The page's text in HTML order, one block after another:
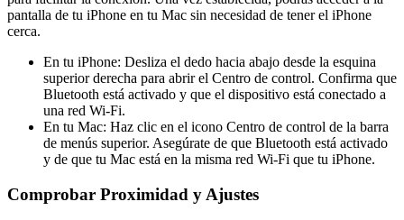
pantalla de tu iPhone en tu Mac sin necesidad de tener el iPhone
cerca.
En tu iPhone: Desliza el dedo hacia abajo desde la esquina
superior derecha para abrir el Centro de control. Confirma que
Bluetooth está activado y que el dispositivo está conectado a
una red Wi-Fi.
En tu Mac: Haz clic en el icono Centro de control de la barra
de menús superior. Asegúrate de que Bluetooth está activado
y de que tu Mac está en la misma red Wi-Fi que tu iPhone.
Comprobar Proximidad y Ajustes